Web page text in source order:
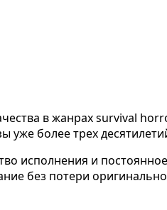
в жанрах survival
уже более трех
исполнения и
без потери